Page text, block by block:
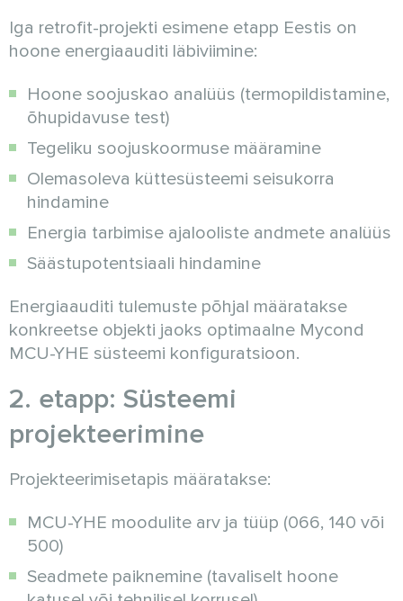
Iga retrofit-projekti esimene etapp Eestis on
hoone energiaauditi läbiviimine:
Hoone soojuskao analüüs (termopildistamine,
õhupidavuse test)
Tegeliku soojuskoormuse määramine
Olemasoleva küttesüsteemi seisukorra
hindamine
Energia tarbimise ajalooliste andmete analüüs
Säästupotentsiaali hindamine
Energiaauditi tulemuste põhjal määratakse
konkreetse objekti jaoks optimaalne Mycond
MCU-YHE süsteemi konfiguratsioon.
2. etapp: Süsteemi
projekteerimine
Projekteerimisetapis määratakse:
MCU-YHE moodulite arv ja tüüp (066, 140 või
500)
Seadmete paiknemine (tavaliselt hoone